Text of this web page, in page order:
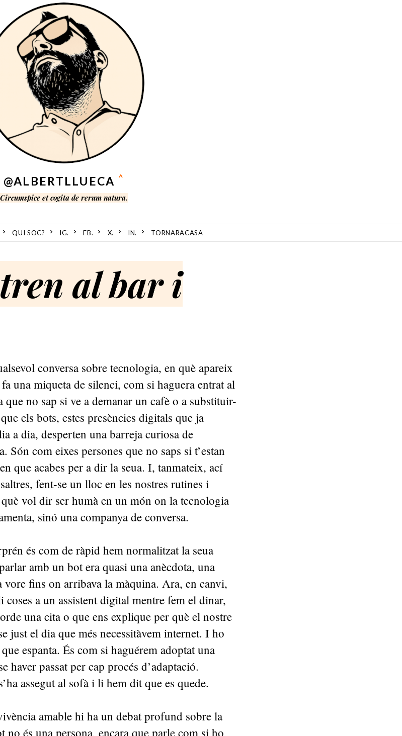
@ALBERTLLUECA ^
Circumspice et cogita de rerum natura.
QUI SOC? IG. FB. X. IN. TORNARACASA
al bar i
conversa sobre tecnologia, en què apareix
una miqueta de silenci, com si haguera entrat al
que no sap si ve a demanar un cafè o a substituir-
els bots, estes presències digitals que ja
a dia, desperten una barreja curiosa de
Són com eixes persones que no saps si t’estan
que acabes per a dir la seua. I, tanmateix, ací
fent-se un lloc en les nostres rutines i
vol dir ser humà en un món on la tecnologia
sinó una companya de conversa.
és com de ràpid hem normalitzat la seua
amb un bot era quasi una anècdota, una
vore fins on arribava la màquina. Ara, en canvi,
a un assistent digital mentre fem el dinar,
una cita o que ens explique per què el nostre
just el dia que més necessitàvem internet. I ho
espanta. És com si haguérem adoptat una
haver passat per cap procés d’adaptació.
assegut al sofà i li hem dit que es quede.
amable hi ha un debat profund sobre la
no és una persona, encara que parle com si ho